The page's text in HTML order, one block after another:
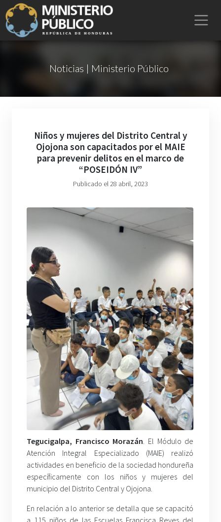
Noticias | Ministerio Público
Niños y mujeres del Distrito Central y
Ojojona son capacitados por el MAIE
para prevenir delitos en el marco de
“POSEIDÓN IV”
Publicado el 28 abril, 2023
Tegucigalpa, Francisco Morazán. El Módulo de
Atención Integral Especializado (MAIE) realizó
actividades en beneficio de la sociedad hondureña
específicamente con los niños y mujeres del
municipio del Distrito Central y Ojojona.
En relación a lo anterior se detalla que se capacitó